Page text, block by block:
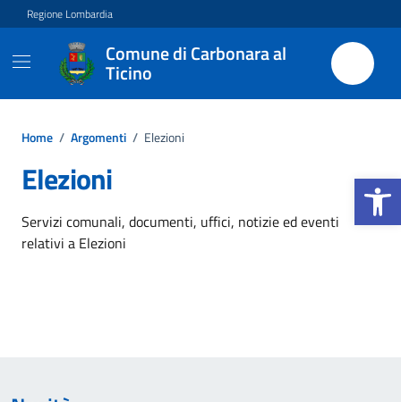
Vai ai contenuti
Vai al footer
Regione Lombardia
Comune di Carbonara al
Ticino
Home / Argomenti / Elezioni
Elezioni
Dettagli dell'argomento
Servizi comunali, documenti, uffici, notizie ed eventi
relativi a Elezioni
Apri la